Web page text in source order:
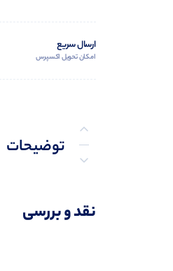
ارسال سریع
امکان تحویل اکسپرس
توضیحات
نظرات (1)
نقد و بررسی